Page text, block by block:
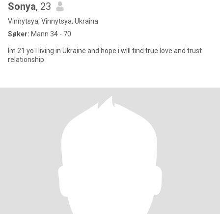
Sonya, 23
Vinnytsya, Vinnytsya, Ukraina
Søker: Mann 34 - 70
Im 21 yo I living in Ukraine and hope i will find true love and trust
relationship